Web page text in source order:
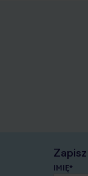
IMIĘ*